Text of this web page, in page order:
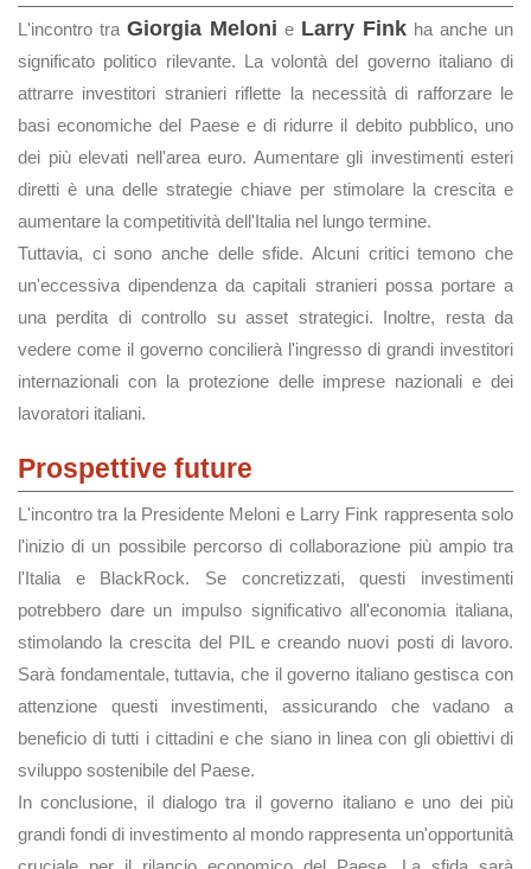
L'incontro tra Giorgia Meloni e Larry Fink ha anche un
significato politico rilevante. La volontà del governo italiano di
attrarre investitori stranieri riflette la necessità di rafforzare le
basi economiche del Paese e di ridurre il debito pubblico, uno
dei più elevati nell'area euro. Aumentare gli investimenti esteri
diretti è una delle strategie chiave per stimolare la crescita e
aumentare la competitività dell'Italia nel lungo termine.
Tuttavia, ci sono anche delle sfide. Alcuni critici temono che
un'eccessiva dipendenza da capitali stranieri possa portare a
una perdita di controllo su asset strategici. Inoltre, resta da
vedere come il governo concilierà l'ingresso di grandi investitori
internazionali con la protezione delle imprese nazionali e dei
lavoratori italiani.
Prospettive future
L'incontro tra la Presidente Meloni e Larry Fink rappresenta solo
l'inizio di un possibile percorso di collaborazione più ampio tra
l'Italia e BlackRock. Se concretizzati, questi investimenti
potrebbero dare un impulso significativo all'economia italiana,
stimolando la crescita del PIL e creando nuovi posti di lavoro.
Sarà fondamentale, tuttavia, che il governo italiano gestisca con
attenzione questi investimenti, assicurando che vadano a
beneficio di tutti i cittadini e che siano in linea con gli obiettivi di
sviluppo sostenibile del Paese.
In conclusione, il dialogo tra il governo italiano e uno dei più
grandi fondi di investimento al mondo rappresenta un'opportunità